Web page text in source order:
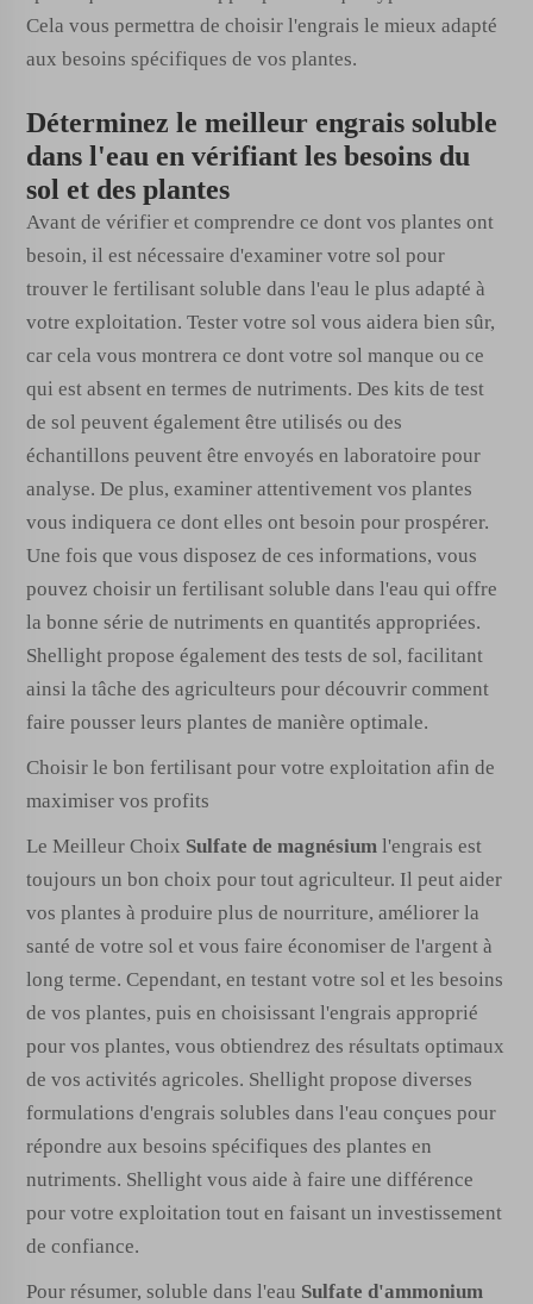
Cela vous permettra de choisir l'engrais le mieux adapté
aux besoins spécifiques de vos plantes.
Déterminez le meilleur engrais soluble
dans l'eau en vérifiant les besoins du
sol et des plantes
Avant de vérifier et comprendre ce dont vos plantes ont
besoin, il est nécessaire d'examiner votre sol pour
trouver le fertilisant soluble dans l'eau le plus adapté à
votre exploitation. Tester votre sol vous aidera bien sûr,
car cela vous montrera ce dont votre sol manque ou ce
qui est absent en termes de nutriments. Des kits de test
de sol peuvent également être utilisés ou des
échantillons peuvent être envoyés en laboratoire pour
analyse. De plus, examiner attentivement vos plantes
vous indiquera ce dont elles ont besoin pour prospérer.
Une fois que vous disposez de ces informations, vous
pouvez choisir un fertilisant soluble dans l'eau qui offre
la bonne série de nutriments en quantités appropriées.
Shellight propose également des tests de sol, facilitant
ainsi la tâche des agriculteurs pour découvrir comment
faire pousser leurs plantes de manière optimale.
Choisir le bon fertilisant pour votre exploitation afin de
maximiser vos profits
Le Meilleur Choix Sulfate de magnésium l'engrais est
toujours un bon choix pour tout agriculteur. Il peut aider
vos plantes à produire plus de nourriture, améliorer la
santé de votre sol et vous faire économiser de l'argent à
long terme. Cependant, en testant votre sol et les besoins
de vos plantes, puis en choisissant l'engrais approprié
pour vos plantes, vous obtiendrez des résultats optimaux
de vos activités agricoles. Shellight propose diverses
formulations d'engrais solubles dans l'eau conçues pour
répondre aux besoins spécifiques des plantes en
nutriments. Shellight vous aide à faire une différence
pour votre exploitation tout en faisant un investissement
de confiance.
Pour résumer, soluble dans l'eau Sulfate d'ammonium